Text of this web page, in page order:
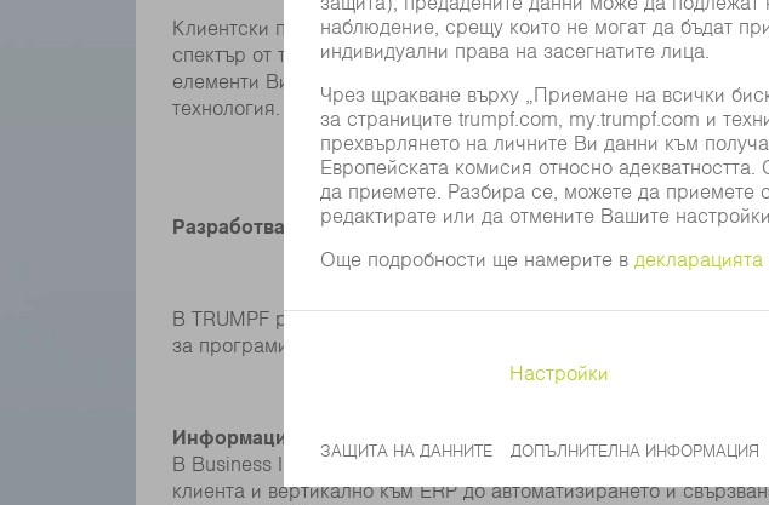
Клиентски проектиНашите клиентски проекти гарантират
спектър от технологии на TRUMPF не оставят място за
елементи Вие проектирате и конструирате нашите машини в
технология.
Разработване на софтуер
В TRUMPF работите заедно със стотици разработчици на
за програмиране, до управление на производствени
Информационни технологии
В Business Information Services Вие ускорявате
клиента и вертикално към ERP до автоматизирането и